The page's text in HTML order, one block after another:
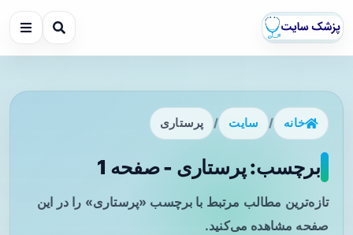
خانه / سایت / پرستاری
برچسب: پرستاری - صفحه 1
تازه‌ترین مطالب مرتبط با برچسب «پرستاری» را در این
صفحه مشاهده می‌کنید.